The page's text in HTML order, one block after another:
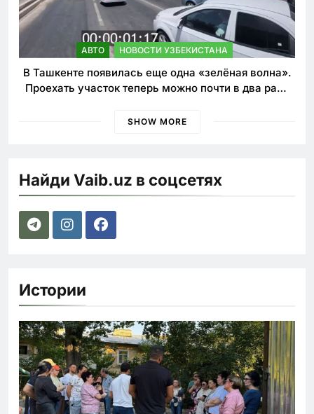
АВТО НОВОСТИ УЗБЕКИСТАНА
В Ташкенте появилась еще одна «зелёная волна».
Проехать участок теперь можно почти в два раза
SHOW MORE
Найди Vaib.uz в соцсетях
Истории